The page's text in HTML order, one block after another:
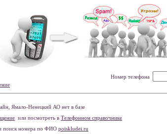
Номер телефона
Ямало-Ненецкий АО нет в базе
или посмотреть в Телефонном справочнике
поиск номера по ФИО poiskludei.ru